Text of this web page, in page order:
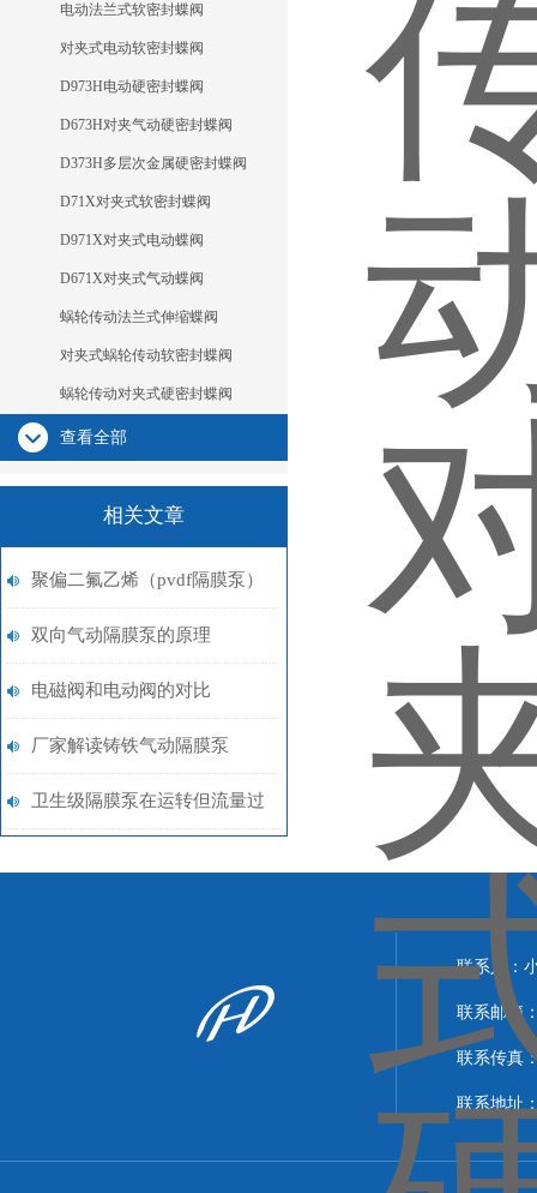
电动法兰式软密封蝶阀
对夹式电动软密封蝶阀
D973H电动硬密封蝶阀
D673H对夹气动硬密封蝶阀
D373H多层次金属硬密封蝶阀
D71X对夹式软密封蝶阀
D971X对夹式电动蝶阀
D671X对夹式气动蝶阀
蜗轮传动法兰式伸缩蝶阀
对夹式蜗轮传动软密封蝶阀
蜗轮传动对夹式硬密封蝶阀
查看全部
相关文章
聚偏二氟乙烯（pvdf隔膜泵）
双向气动隔膜泵的原理
电磁阀和电动阀的对比
厂家解读铸铁气动隔膜泵
卫生级隔膜泵在运转但流量过
联系人：
联系邮箱
联系传真
联系地址